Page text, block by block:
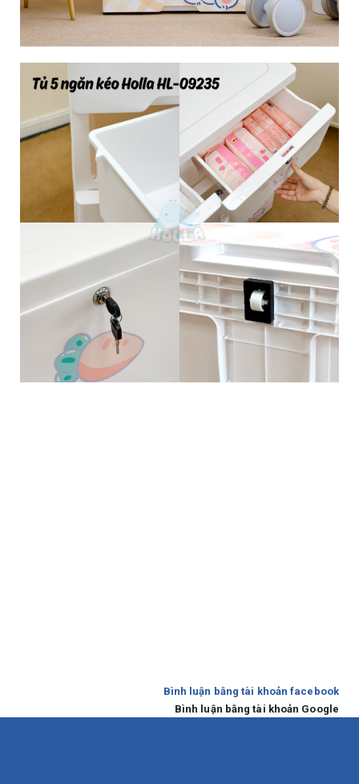
Bình luận bằng tài khoản facebook
Bình luận bằng tài khoản Google